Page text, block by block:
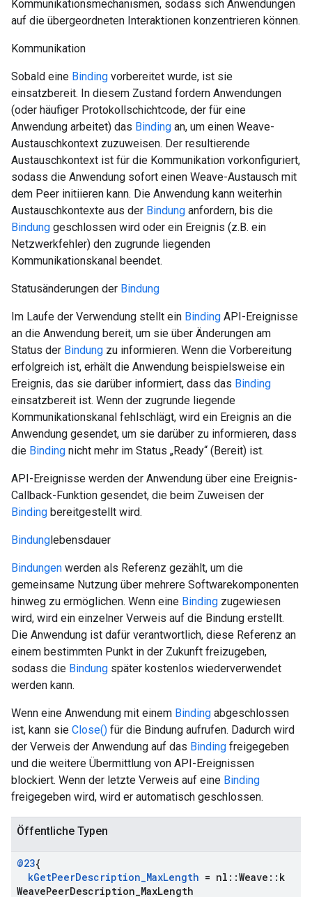
Kommunikationsmechanismen, sodass sich Anwendungen
auf die übergeordneten Interaktionen konzentrieren können.
Kommunikation
Sobald eine Binding vorbereitet wurde, ist sie
einsatzbereit. In diesem Zustand fordern Anwendungen
(oder häufiger Protokollschichtcode, der für eine
Anwendung arbeitet) das Binding an, um einen Weave-
Austauschkontext zuzuweisen. Der resultierende
Austauschkontext ist für die Kommunikation vorkonfiguriert,
sodass die Anwendung sofort einen Weave-Austausch mit
dem Peer initiieren kann. Die Anwendung kann weiterhin
Austauschkontexte aus der Bindung anfordern, bis die
Bindung geschlossen wird oder ein Ereignis (z.B. ein
Netzwerkfehler) den zugrunde liegenden
Kommunikationskanal beendet.
Statusänderungen der Bindung
Im Laufe der Verwendung stellt ein Binding API-Ereignisse
an die Anwendung bereit, um sie über Änderungen am
Status der Bindung zu informieren. Wenn die Vorbereitung
erfolgreich ist, erhält die Anwendung beispielsweise ein
Ereignis, das sie darüber informiert, dass das Binding
einsatzbereit ist. Wenn der zugrunde liegende
Kommunikationskanal fehlschlägt, wird ein Ereignis an die
Anwendung gesendet, um sie darüber zu informieren, dass
die Binding nicht mehr im Status „Ready“ (Bereit) ist.
API-Ereignisse werden der Anwendung über eine Ereignis-
Callback-Funktion gesendet, die beim Zuweisen der
Binding bereitgestellt wird.
Bindunglebensdauer
Bindungen werden als Referenz gezählt, um die
gemeinsame Nutzung über mehrere Softwarekomponenten
hinweg zu ermöglichen. Wenn eine Binding zugewiesen
wird, wird ein einzelner Verweis auf die Bindung erstellt.
Die Anwendung ist dafür verantwortlich, diese Referenz an
einem bestimmten Punkt in der Zukunft freizugeben,
sodass die Bindung später kostenlos wiederverwendet
werden kann.
Wenn eine Anwendung mit einem Binding abgeschlossen
ist, kann sie Close() für die Bindung aufrufen. Dadurch wird
der Verweis der Anwendung auf das Binding freigegeben
und die weitere Übermittlung von API-Ereignissen
blockiert. Wenn der letzte Verweis auf eine Binding
freigegeben wird, wird er automatisch geschlossen.
Öffentliche Typen
@23{
kGetPeerDescription_MaxLength = nl ::Weave :: k
WeavePeerDescription MaxLength